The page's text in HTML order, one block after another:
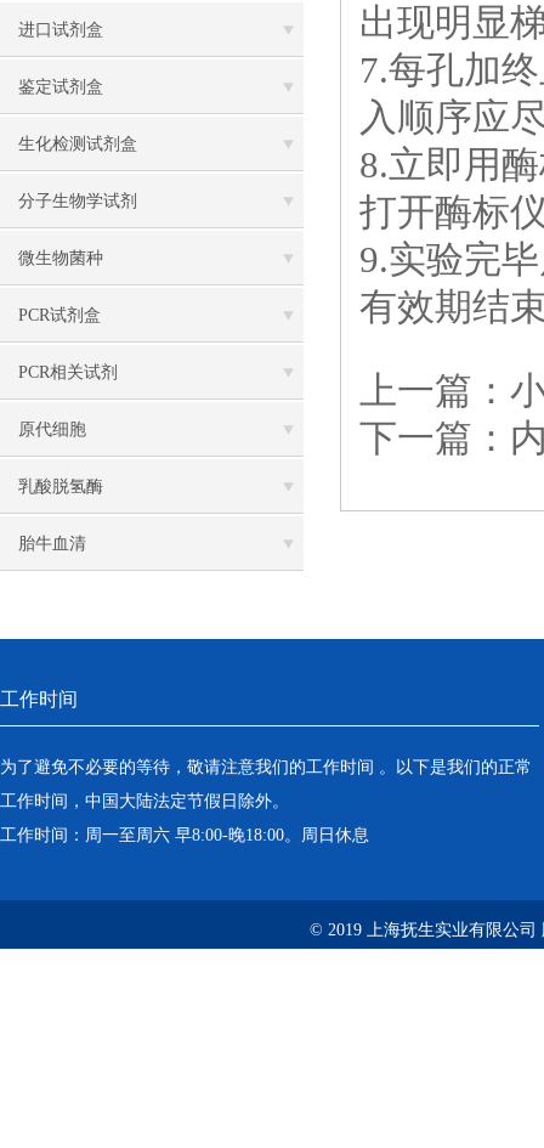
进口试剂盒
鉴定试剂盒
生化检测试剂盒
分子生物学试剂
微生物菌种
PCR试剂盒
PCR相关试剂
原代细胞
乳酸脱氢酶
胎牛血清
出现明显
7.每孔加
入顺序应
8.立即用
打开酶标
9.实验完
有效期结
上一篇：
下一篇：
工作时间
为了避免不必要的等待，敬请注意我们的工作时间 。以下是我们的正常
工作时间，中国大陆法定节假日除外。
工作时间：周一至周六 早8:00-晚18:00。周日休息
© 2019 上海抚生实业有限公司